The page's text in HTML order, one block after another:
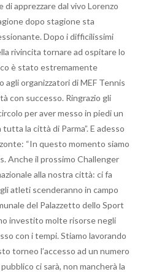
di apprezzare dal vivo Lorenzo
dopo stagione sta
Dopo i difficilissimi
rivincita tornare ad ospitare lo
è stato estremamente
agli organizzatori di MEF Tennis
con successo. Ringrazio gli
per aver messo in piedi un
la città di Parma”. E adesso
“In questo momento siamo
Anche il prossimo Challenger
alla nostra città: ci fa
atleti scenderanno in campo
del Palazzetto dello Sport
investito molte risorse negli
con i tempi. Stiamo lavorando
torneo l’accesso ad un numero
ci sarà, non mancherà la